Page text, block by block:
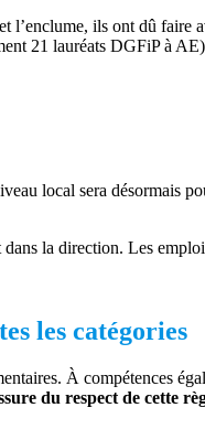
l’enclume, ils ont dû faire
21 lauréats DGFiP à
local sera désormais
la direction. Les
les catégories
À compétences
du respect de cette